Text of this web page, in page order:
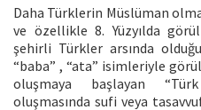
Daha Türklerin Müslüman
ve özellikle 8. Yüzyılda
şehirli Türkler arsında
“baba” , “ata” isimleriyle
oluşmaya başlayan “Türk
oluşmasında sufi veya